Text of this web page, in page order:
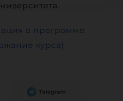
о программе
курса)